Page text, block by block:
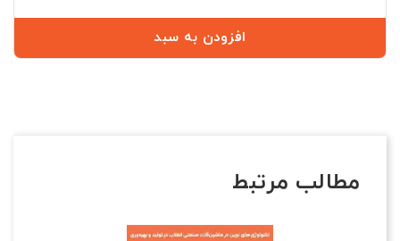
افزودن به سبد
مطالب مرتبط